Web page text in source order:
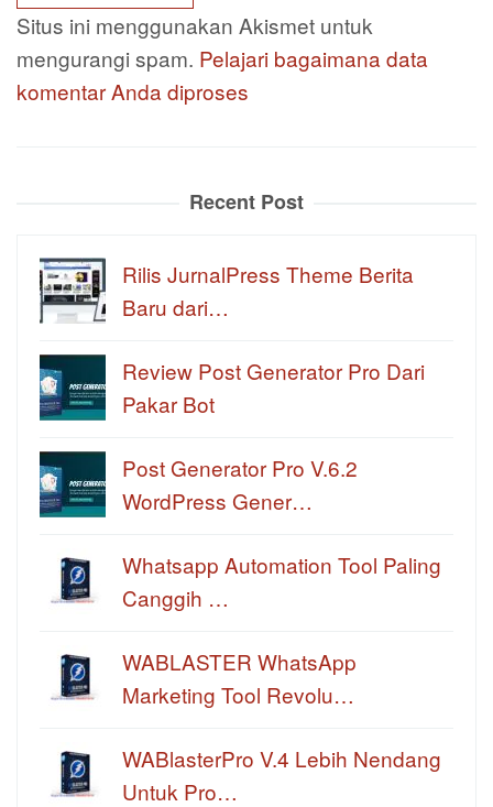
Situs ini menggunakan Akismet untuk
mengurangi spam. Pelajari bagaimana data
komentar Anda diproses
Recent Post
Rilis JurnalPress Theme Berita
Baru dari…
Review Post Generator Pro Dari
Pakar Bot
Post Generator Pro V.6.2
WordPress Gener…
Whatsapp Automation Tool Paling
Canggih …
WABLASTER WhatsApp
Marketing Tool Revolu…
WABlasterPro V.4 Lebih Nendang
Untuk Pro…